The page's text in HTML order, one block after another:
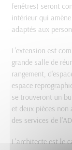
fenêtres) seront
intérieur qui
adaptés aux
L'extension est
grande salle de
rangement,
espace
se trouveront un
et deux pièces
des services de
L'architecte est le